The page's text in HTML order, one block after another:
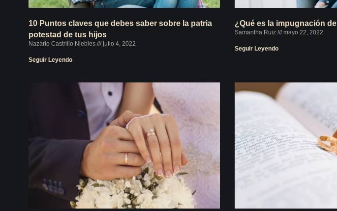
10 Puntos claves que debes saber sobre la patria
potestad de tus hijos
Nazario Castrillo Niebles julio 4, 2022
Seguir Leyendo
¿Qué es la impugnación
Samantha Ruiz mayo 22, 2022
Seguir Leyendo